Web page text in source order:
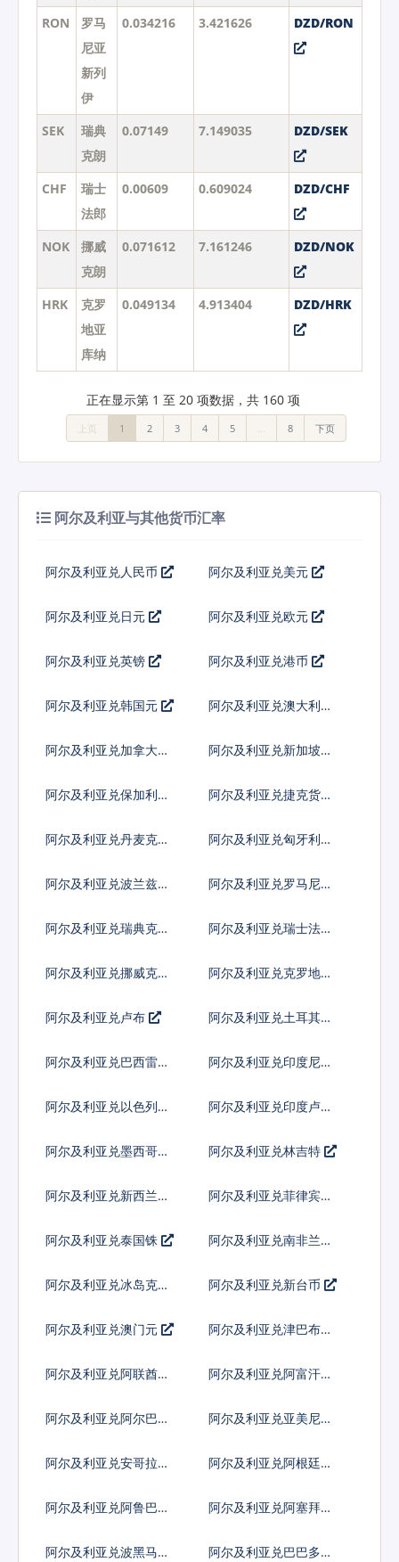
RON
罗马
尼亚
新列
伊
0.034216 3.421626 DZD/RON
SEK
瑞典
克朗
0.07149 7.149035 DZD/SEK
CHF
瑞士
法郎
0.00609 0.609024 DZD/CHF
NOK
挪威
克朗
0.071612 7.161246 DZD/NOK
HRK
克罗
地亚
库纳
0.049134 4.913404 DZD/HRK
正在显示第 1 至 20 项数据，共 160 项
上页 1 2 3 4 5 … 8 下页
阿尔及利亚与其他货币汇率
阿尔及利亚兑人民币 阿尔及利亚兑美元
阿尔及利亚兑日元 阿尔及利亚兑欧元
阿尔及利亚兑英镑 阿尔及利亚兑港币
阿尔及利亚兑韩国元
阿尔及利亚兑澳大利亚
阿尔及利亚兑加拿大元 阿尔及利亚兑新加坡元
阿尔及利亚兑保加利亚
阿尔及利亚兑捷克货币
阿尔及利亚兑丹麦克朗
阿尔及利亚兑匈牙利福
阿尔及利亚兑波兰兹罗
阿尔及利亚兑罗马尼亚
阿尔及利亚兑瑞典克朗 阿尔及利亚兑瑞士法郎
阿尔及利亚兑挪威克朗
阿尔及利亚兑克罗地亚
阿尔及利亚兑卢布
阿尔及利亚兑土耳其里
阿尔及利亚兑巴西雷亚
阿尔及利亚兑印度尼西
阿尔及利亚兑以色列谢
阿尔及利亚兑印度卢比
阿尔及利亚兑墨西哥比
阿尔及利亚兑林吉特
阿尔及利亚兑新西兰元
阿尔及利亚兑菲律宾比
阿尔及利亚兑泰国铢 阿尔及利亚兑南非兰特
阿尔及利亚兑冰岛克朗 阿尔及利亚兑新台币
阿尔及利亚兑澳门元
阿尔及利亚兑津巴布韦
阿尔及利亚兑阿联酋迪
阿尔及利亚兑阿富汗尼
阿尔及利亚兑阿尔巴尼
阿尔及利亚兑亚美尼亚
阿尔及利亚兑安哥拉宽
阿尔及利亚兑阿根廷比
阿尔及利亚兑阿鲁巴弗
阿尔及利亚兑阿塞拜疆
阿尔及利亚兑波黑马克 阿尔及利亚兑巴巴多斯